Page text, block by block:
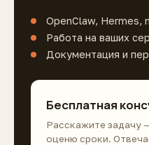
OpenClaw, Hermes,
Работа на ваших
Документация и
Бесплатная
Расскажите задачу
оценю сроки.